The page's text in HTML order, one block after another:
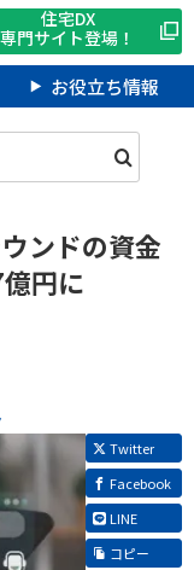
住宅DX
専門サイト登場！
お役立ち情報
ンドの資金
円に
Twitter
Facebook
LINE
コピー